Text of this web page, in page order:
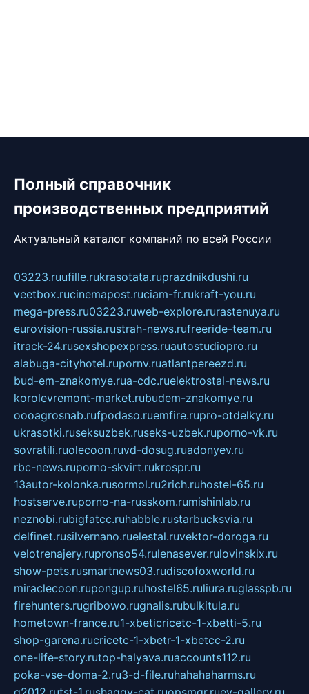
Полный справочник
производственных предприятий
Актуальный каталог компаний по всей России
03223.ruufille.rukrasotata.ruprazdnikdushi.ru
veetbox.rucinemapost.ruciam-fr.rukraft-you.ru
mega-press.ru03223.ruweb-explore.rurastenuya.ru
eurovision-russia.rustrah-news.rufreeride-team.ru
itrack-24.rusexshopexpress.ruautostudiopro.ru
alabuga-cityhotel.rupornv.ruatlantpereezd.ru
bud-em-znakomye.rua-cdc.ruelektrostal-news.ru
korolevremont-market.rubudem-znakomye.ru
oooagrosnab.rufpodaso.ruemfire.rupro-otdelky.ru
ukrasotki.ruseksuzbek.ruseks-uzbek.ruporno-vk.ru
sovratili.ruolecoon.ruvd-dosug.ruadonyev.ru
rbc-news.ruporno-skvirt.rukrospr.ru
13autor-kolonka.rusormol.ru2rich.ruhostel-65.ru
hostserve.ruporno-na-russkom.rumishinlab.ru
neznobi.rubigfatcc.ruhabble.rustarbucksvia.ru
delfinet.rusilvernano.ruelestal.ruvektor-doroga.ru
velotrenajery.rupronso54.rulenasever.rulovinskix.ru
show-pets.rusmartnews03.rudiscofoxworld.ru
miraclecoon.rupongup.ruhostel65.ruliura.ruglasspb.ru
firehunters.rugribowo.rugnalis.rubulkitula.ru
hometown-france.ru1-xbeticricetc-1-xbetti-5.ru
shop-garena.rucricetc-1-xbetr-1-xbetcc-2.ru
one-life-story.rutop-halyava.ruaccounts112.ru
poka-vse-doma-2.ru3-d-file.ruhahahaharms.ru